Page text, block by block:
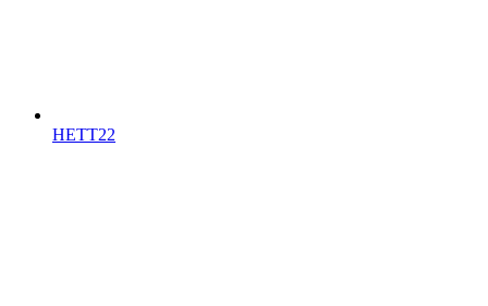
HETT22